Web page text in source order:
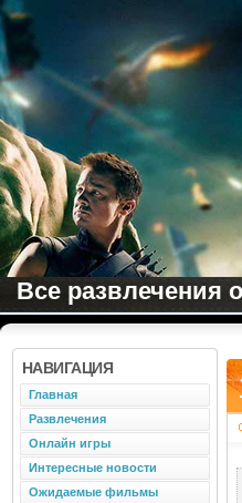
Все развлечения
НАВИГАЦИЯ
Главная
Развлечения
Онлайн игры
Интересные новости
Ожидаемые фильмы